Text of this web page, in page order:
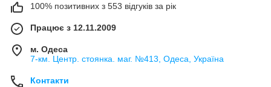
100% позитивних з 553 відгуків за рік
Працює з 12.11.2009
м. Одеса
7-км. Центр. стоянка. маг. №413, Одеса, Україна
Контакти